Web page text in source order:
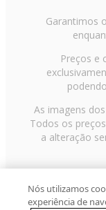
Garantimos
Preços e
As imagens
Todos os
a alteração
Paulo/SP, CEP
2013 Fast
Nós utilizamos
experiência de